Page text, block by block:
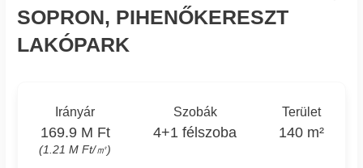
SOPRON, PIHENŐKERESZT
LAKÓPARK
Irányár
169.9 M Ft
(1.21 M Ft/㎡)
Szobák
4+1 félszoba
Terület
140 m²